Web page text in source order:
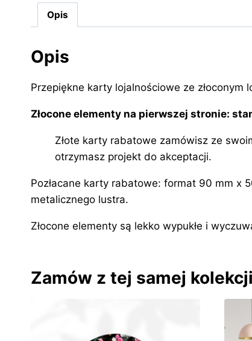
Opis
Opis
Przepiękne karty lojalnościowe ze
Złocone elementy na pierwszej stronie:
Złote karty rabatowe zamówisz ze
otrzymasz projekt do akceptacji.
Pozłacane karty rabatowe: format 90 mm x
metalicznego lustra.
Złocone elementy są lekko wypukłe i
Zamów z tej samej